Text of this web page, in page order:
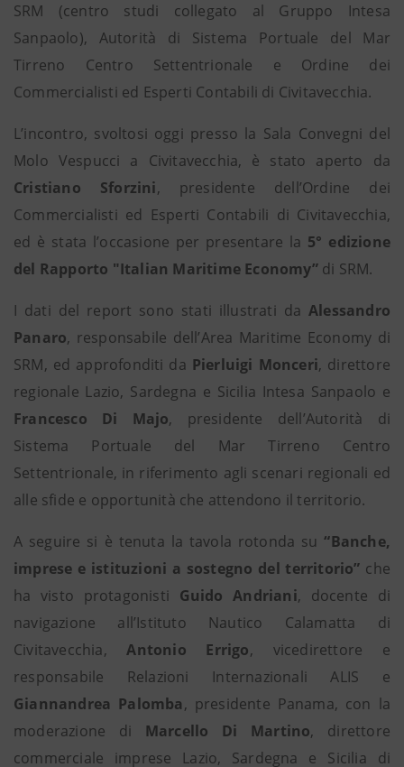
SRM (centro studi collegato al Gruppo Intesa
Sanpaolo), Autorità di Sistema Portuale del Mar
Tirreno Centro Settentrionale e Ordine dei
Commercialisti ed Esperti Contabili di Civitavecchia.
L’incontro, svoltosi oggi presso la Sala Convegni del
Molo Vespucci a Civitavecchia, è stato aperto da
Cristiano Sforzini, presidente dell’Ordine dei
Commercialisti ed Esperti Contabili di Civitavecchia,
ed è stata l’occasione per presentare la 5° edizione
del Rapporto "Italian Maritime Economy”di SRM.
I dati del report sono stati illustrati da Alessandro
Panaro, responsabile dell’Area Maritime Economy di
SRM, ed approfonditi da Pierluigi Monceri, direttore
regionale Lazio, Sardegna e Sicilia Intesa Sanpaolo e
Francesco Di Majo, presidente dell’Autorità di
Sistema Portuale del Mar Tirreno Centro
Settentrionale, in riferimento agli scenari regionali ed
alle sfide e opportunità che attendono il territorio.
A seguire si è tenuta la tavola rotonda su“Banche,
imprese e istituzioni a sostegno del territorio” che
ha visto protagonisti Guido Andriani, docente di
navigazione all’Istituto Nautico Calamatta di
Civitavecchia,Antonio Errigo, vicedirettore e
responsabile Relazioni Internazionali ALIS e
Giannandrea Palomba, presidente Panama, con la
moderazione di Marcello Di Martino, direttore
commerciale imprese Lazio, Sardegna e Sicilia di